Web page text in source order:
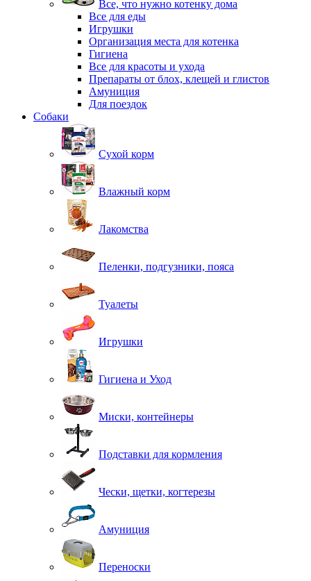
Все, что нужно котенку дома
Все для еды
Игрушки
Организация места для котенка
Гигиена
Все для красоты и ухода
Препараты от блох, клещей и глистов
Амуниция
Для поездок
Собаки
Сухой корм
Влажный корм
Лакомства
Пеленки, подгузники, пояса
Туалеты
Игрушки
Гигиена и Уход
Миски, контейнеры
Подставки для кормления
Чески, щетки, когтерезы
Амуниция
Переноски